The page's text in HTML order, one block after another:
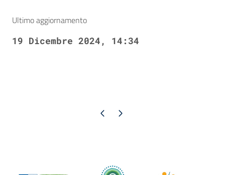
Ultimo aggiornamento
19 Dicembre 2024, 14:34
Pagina precedente
Pagina successiva